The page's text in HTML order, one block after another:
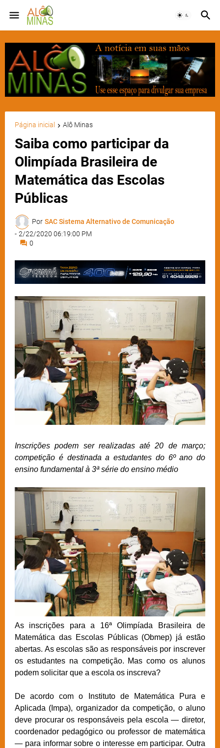
Página inicial Alô Minas
Saiba como participar da
Olimpíada Brasileira de
Matemática das Escolas
Públicas
Por SAC Sistema Alternativo de Comunicação
- 2/22/2020 06:19:00 PM
0
Inscrições podem ser realizadas até 20 de março;
competição é destinada a estudantes do 6º ano do
ensino fundamental à 3ª série do ensino médio
As inscrições para a 16ª Olimpíada Brasileira de
Matemática das Escolas Públicas (Obmep) já estão
abertas. As escolas são as responsáveis por inscrever
os estudantes na competição. Mas como os alunos
podem solicitar que a escola os inscreva?
De acordo com o Instituto de Matemática Pura e
Aplicada (Impa), organizador da competição, o aluno
deve procurar os responsáveis pela escola — diretor,
coordenador pedagógico ou professor de matemática
— para informar sobre o interesse em participar. Outra